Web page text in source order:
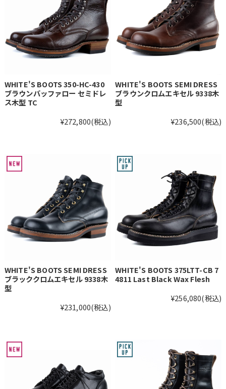
WHITE'S BOOTS 350-HC-430
ブラウンバッファロー セミドレ
ス木型 TC
¥272,800(税込)
WHITE'S BOOTS SEMI DRESS
ブラウンクロムエキセル 9338木
型
¥236,500(税込)
WHITE'S BOOTS SEMI DRESS
ブラッククロムエキセル 9338木
型
¥231,000(税込)
WHITE'S BOOTS 375LTT-CB 7
4811 Last Black Wax Flesh
¥256,080(税込)